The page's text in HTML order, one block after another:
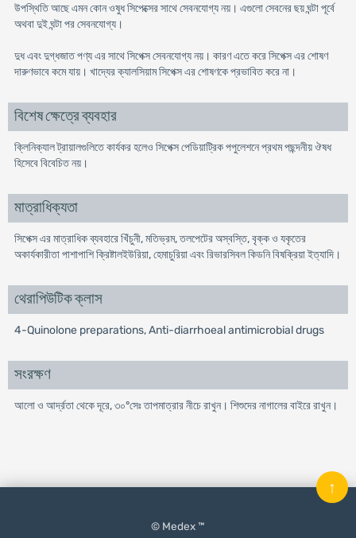
উপস্থিতি আছে এমন কোন ওষুধ সিপেক্সের সাথে সেবনযোগ্য নয়। এগুলো সেবনের ছয় ঘন্টা পূর্বে
অথবা দুই ঘন্টা পর সেবনযোগ্য।
দুধ এবং দুগ্ধজাত পণ্য এর সাথে সিপেক্স সেবনযোগ্য নয়। কারণ এতে করে সিপেক্স এর শোষণ
দারুণভাবে কমে যায়। খাদ্যের ক্যালসিয়াম সিপেক্স এর শোষণকে প্রভাবিত করে না।
বিশেষ ক্ষেত্রে ব্যবহার
ক্লিনিক্যাল ট্রায়ালগুলিতে কার্যকর হলেও সিপেক্স পেডিয়াট্রিক পপুলেশনে প্রথম পছন্দনীয় ঔষধ
হিসেবে বিবেচিত নয়।
মাত্রাধিক্যতা
সিপেক্স এর মাত্রাধিক ব্যবহারে খিঁচুনী, মতিভ্রম, তলপেটের অস্বস্তি, বৃক্ক ও যকৃতের
অকার্যকারীতা পাশাপাশি ক্রিষ্টালইউরিয়া, হেমাচুরিয়া এবং রিভারসিবল কিডনি বিষক্রিয়া ইত্যাদি।
থেরাপিউটিক ক্লাস
4-Quinolone preparations, Anti-diarrhoeal antimicrobial drugs
সংরক্ষণ
আলো ও আর্দ্রতা থেকে দূরে, ৩০°সেঃ তাপমাত্রার নীচে রাখুন। শিশুদের নাগালের বাইরে রাখুন।
© Medex ™
↑